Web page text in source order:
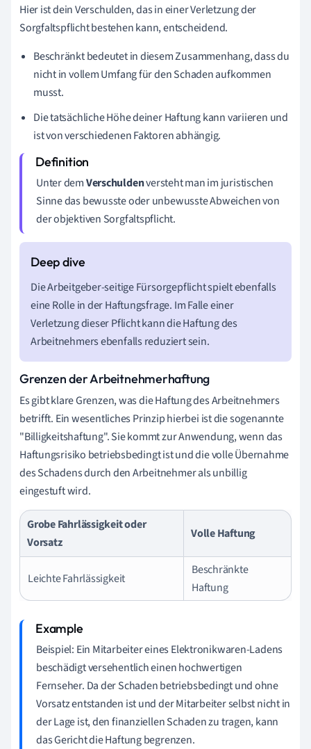
Hier ist dein Verschulden, das in einer Verletzung der
Sorgfaltspflicht bestehen kann, entscheidend.
Beschränkt bedeutet in diesem Zusammenhang, dass du
nicht in vollem Umfang für den Schaden aufkommen
musst.
Die tatsächliche Höhe deiner Haftung kann variieren und
ist von verschiedenen Faktoren abhängig.
Unter demVerschuldenversteht man im juristischen
Sinne das bewusste oder unbewusste Abweichen von
der objektiven Sorgfaltspflicht.
Die Arbeitgeber-seitige Fürsorgepflicht spielt ebenfalls
eine Rolle in der Haftungsfrage. Im Falle einer
Verletzung dieser Pflicht kann die Haftung des
Arbeitnehmers ebenfalls reduziert sein.
Grenzen der Arbeitnehmerhaftung
Es gibt klare Grenzen, was die Haftung des Arbeitnehmers
betrifft. Ein wesentliches Prinzip hierbei ist die sogenannte
"Billigkeitshaftung". Sie kommt zur Anwendung, wenn das
Haftungsrisiko betriebsbedingt ist und die volle Übernahme
des Schadens durch den Arbeitnehmer als unbillig
eingestuft wird.
Grobe Fahrlässigkeit oder
Vorsatz
Volle Haftung
Leichte Fahrlässigkeit
Beschränkte
Haftung
Beispiel: Ein Mitarbeiter eines Elektronikwaren-Ladens
beschädigt versehentlich einen hochwertigen
Fernseher. Da der Schaden betriebsbedingt und ohne
Vorsatz entstanden ist und der Mitarbeiter selbst nicht in
der Lage ist, den finanziellen Schaden zu tragen, kann
das Gericht die Haftung begrenzen.